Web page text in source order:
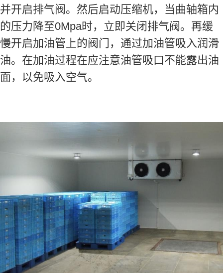
并开启排气阀。然后启动压缩机，当曲轴箱内
的压力降至0Mpa时，立即关闭排气阀。再缓
慢开启加油管上的阀门，通过加油管吸入润滑
油。在加油过程在应注意油管吸口不能露出油
面，以免吸入空气。